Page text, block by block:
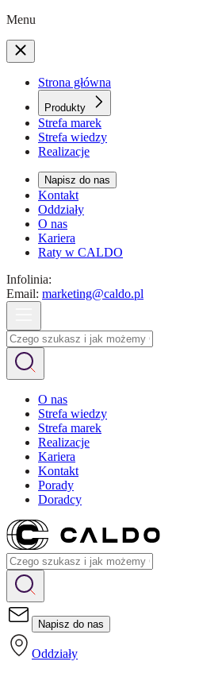
Menu
Strona główna
Produkty
Strefa marek
Strefa wiedzy
Realizacje
Napisz do nas
Kontakt
Oddziały
O nas
Kariera
Raty w CALDO
Infolinia:
Email: marketing@caldo.pl
O nas
Strefa wiedzy
Strefa marek
Realizacje
Kariera
Kontakt
Porady
Doradcy
Napisz do nas
Oddziały